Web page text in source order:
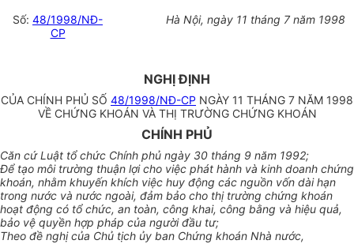
Số: 48/1998/NĐ-
CP
Hà Nội, ngày 11 tháng 7 năm 1998
NGHỊ ĐỊNH
CỦA CHÍNH PHỦ SỐ 48/1998/NĐ-CP NGÀY 11 THÁNG 7 NĂM 1998
VỀ CHỨNG KHOÁN VÀ THỊ TRƯỜNG CHỨNG KHOÁN
CHÍNH PHỦ
Căn cứ Luật tổ chức Chính phủ ngày 30 tháng 9 năm 1992;
Để tạo môi trường thuận lợi cho việc phát hành và kinh doanh chứng
khoán, nhằm khuyến khích việc huy động các nguồn vốn dài hạn
trong nước và nước ngoài, đảm bảo cho thị trường chứng khoán
hoạt động có tổ chức, an toàn, công khai, công bằng và hiệu quả,
bảo vệ quyền hợp pháp của người đầu tư;
Theo đề nghị của Chủ tịch ủy ban Chứng khoán Nhà nước,